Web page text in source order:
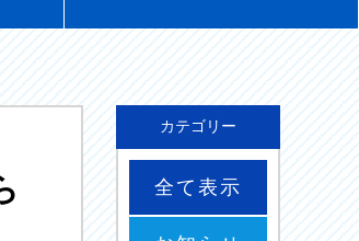
カテゴリー
全て表示